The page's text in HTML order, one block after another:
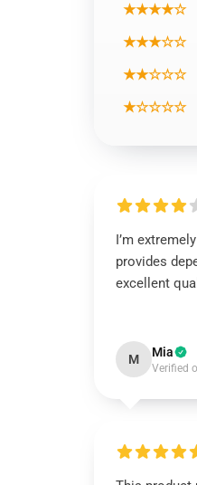
★★★★☆
★★★☆☆
★★☆☆☆
★☆☆☆☆
I’m
provides
excellent
M Mia
Verified